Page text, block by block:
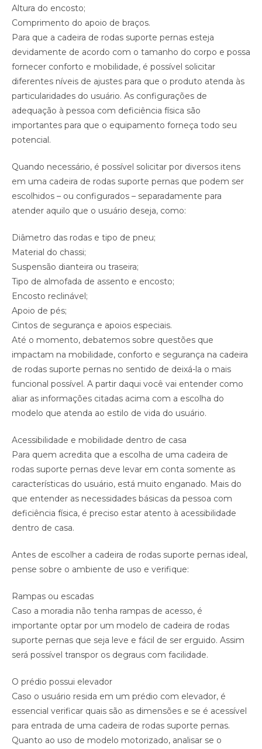
Altura do encosto;
Comprimento do apoio de braços.
Para que a cadeira de rodas suporte pernas esteja
devidamente de acordo com o tamanho do corpo e possa
fornecer conforto e mobilidade, é possível solicitar
diferentes níveis de ajustes para que o produto atenda às
particularidades do usuário. As configurações de
adequação à pessoa com deficiência física são
importantes para que o equipamento forneça todo seu
potencial.
Quando necessário, é possível solicitar por diversos itens
em uma cadeira de rodas suporte pernas que podem ser
escolhidos – ou configurados – separadamente para
atender aquilo que o usuário deseja, como:
Diâmetro das rodas e tipo de pneu;
Material do chassi;
Suspensão dianteira ou traseira;
Tipo de almofada de assento e encosto;
Encosto reclinável;
Apoio de pés;
Cintos de segurança e apoios especiais.
Até o momento, debatemos sobre questões que
impactam na mobilidade, conforto e segurança na cadeira
de rodas suporte pernas no sentido de deixá-la o mais
funcional possível. A partir daqui você vai entender como
aliar as informações citadas acima com a escolha do
modelo que atenda ao estilo de vida do usuário.
Acessibilidade e mobilidade dentro de casa
Para quem acredita que a escolha de uma cadeira de
rodas suporte pernas deve levar em conta somente as
características do usuário, está muito enganado. Mais do
que entender as necessidades básicas da pessoa com
deficiência física, é preciso estar atento à acessibilidade
dentro de casa.
Antes de escolher a cadeira de rodas suporte pernas ideal,
pense sobre o ambiente de uso e verifique:
Rampas ou escadas
Caso a moradia não tenha rampas de acesso, é
importante optar por um modelo de cadeira de rodas
suporte pernas que seja leve e fácil de ser erguido. Assim
será possível transpor os degraus com facilidade.
O prédio possui elevador
Caso o usuário resida em um prédio com elevador, é
essencial verificar quais são as dimensões e se é acessível
para entrada de uma cadeira de rodas suporte pernas.
Quanto ao uso de modelo motorizado, analisar se o